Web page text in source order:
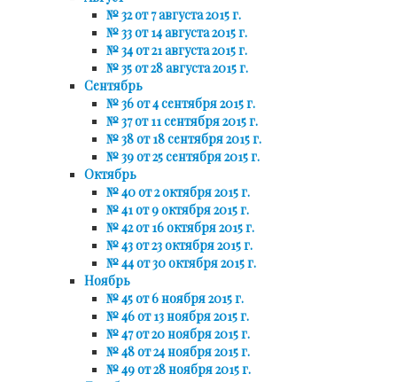
№ 32 от 7 августа 2015 г.
№ 33 от 14 августа 2015 г.
№ 34 от 21 августа 2015 г.
№ 35 от 28 августа 2015 г.
Сентябрь
№ 36 от 4 сентября 2015 г.
№ 37 от 11 сентября 2015 г.
№ 38 от 18 сентября 2015 г.
№ 39 от 25 сентября 2015 г.
Октябрь
№ 40 от 2 октября 2015 г.
№ 41 от 9 октября 2015 г.
№ 42 от 16 октября 2015 г.
№ 43 от 23 октября 2015 г.
№ 44 от 30 октября 2015 г.
Ноябрь
№ 45 от 6 ноября 2015 г.
№ 46 от 13 ноября 2015 г.
№ 47 от 20 ноября 2015 г.
№ 48 от 24 ноября 2015 г.
№ 49 от 28 ноября 2015 г.